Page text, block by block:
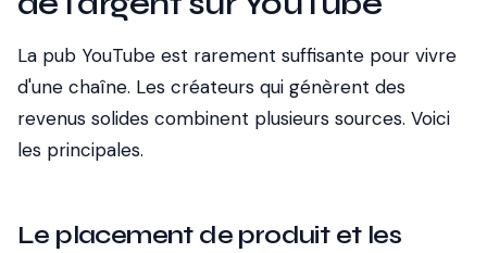
La pub YouTube est rarement suffisante pour vivre
d'une chaîne. Les créateurs qui génèrent des
revenus solides combinent plusieurs sources. Voici
les principales.
Le placement de produit et les